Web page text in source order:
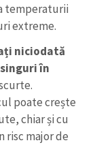
temperaturii
extreme.
niciodată
în
poate crește
chiar și cu
risc major de